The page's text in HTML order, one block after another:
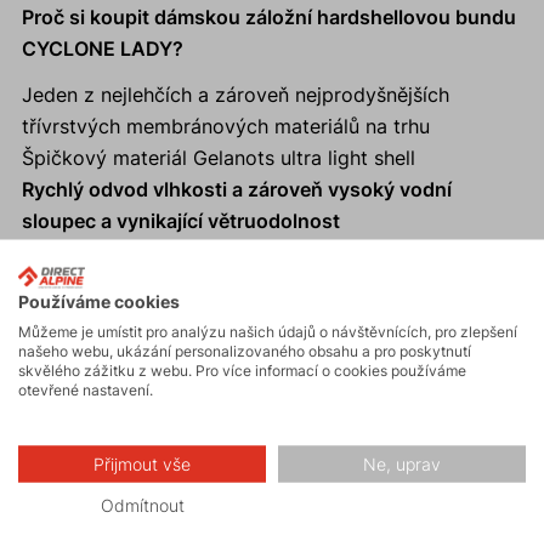
Proč si koupit dámskou záložní hardshellovou bundu
CYCLONE LADY?
Jeden z nejlehčích a zároveň nejprodyšnějších
třívrstvých membránových materiálů na trhu
Špičkový materiál Gelanots ultra light shell
Rychlý odvod vlhkosti a zároveň vysoký vodní
sloupec a vynikající větruodolnost
jednoduše sbalit
Vhodnázáložní bunda
kolo apod – Fast and Light styl
reflexní prvky zajistí viditelnost a bezpečnost v šeru i
100% podlepené švy
Poutka na rukávech pro palec
Používáme cookies
Můžeme je umístit pro analýzu našich údajů o návštěvnících, pro zlepšení
našeho webu, ukázání personalizovaného obsahu a pro poskytnutí
skvělého zážitku z webu. Pro více informací o cookies používáme
otevřené nastavení.
Přijmout vše Ne, uprav
Odmítnout